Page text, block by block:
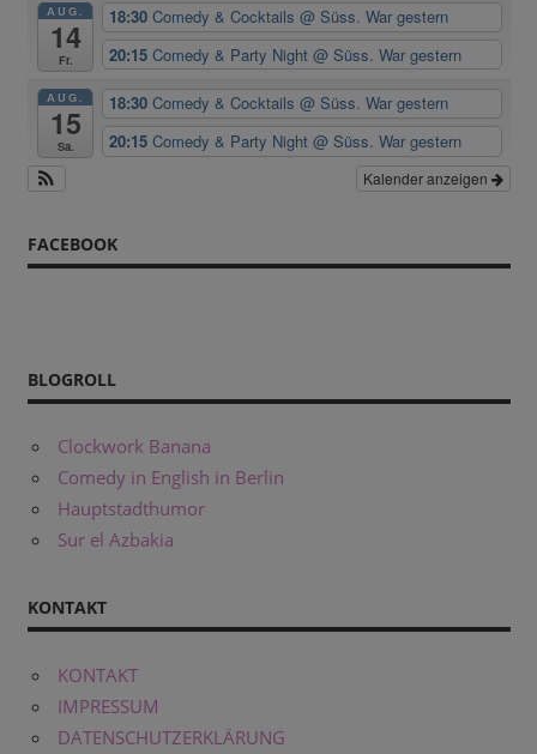
AUG.
14
Fr.
18:30Comedy & Cocktails@ Süss. War gestern
20:15Comedy & Party Night@ Süss. War gestern
AUG.
15
Sa.
18:30Comedy & Cocktails@ Süss. War gestern
20:15Comedy & Party Night@ Süss. War gestern
Kalender anzeigen
FACEBOOK
BLOGROLL
Clockwork Banana
Comedy in English in Berlin
Hauptstadthumor
Sur el Azbakia
KONTAKT
KONTAKT
IMPRESSUM
DATENSCHUTZERKLÄRUNG